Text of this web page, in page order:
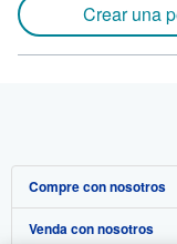
Crear una
Compre con nosotros
Búsqueda avanzada
Venda con nosotros